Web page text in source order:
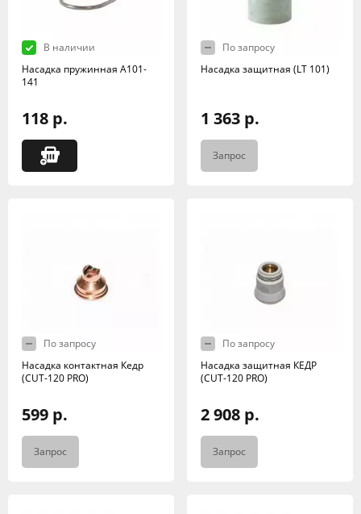
В наличии
Насадка пружинная А101-
141
118 р.
По запросу
Насадка защитная (LT 101)
1 363 р.
Запрос
По запросу
Насадка контактная Кедр
(CUT-120 PRO)
599 р.
Запрос
По запросу
Насадка защитная КЕДР
(CUT-120 PRO)
2 908 р.
Запрос